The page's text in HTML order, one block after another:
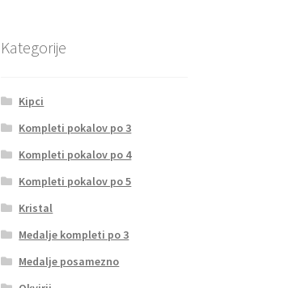
Kategorije
Kipci
Kompleti pokalov po 3
Kompleti pokalov po 4
Kompleti pokalov po 5
Kristal
Medalje kompleti po 3
Medalje posamezno